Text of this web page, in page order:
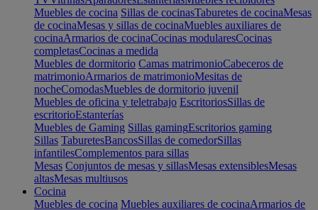
Muebles de cocina Sillas de cocinasTaburetes de cocinaMesas
de cocinaMesas y sillas de cocinaMuebles auxiliares de
cocinaArmarios de cocinaCocinas modularesCocinas
completasCocinas a medida
Muebles de dormitorio Camas matrimonioCabeceros de
matrimonioArmarios de matrimonioMesitas de
nocheComodasMuebles de dormitorio juvenil
Muebles de oficina y teletrabajo EscritoriosSillas de
escritorioEstanterías
Muebles de Gaming Sillas gamingEscritorios gaming
Sillas TaburetesBancosSillas de comedorSillas
infantilesComplementos para sillas
Mesas Conjuntos de mesas y sillasMesas extensiblesMesas
altasMesas multiusos
Cocina
Muebles de cocina Muebles auxiliares de cocinaArmarios de